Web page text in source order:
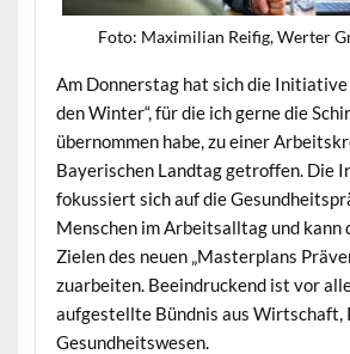
Foto: Max­i­m­il­ian Reifig, Wert­er
Am Don­ner­stag hat sich die Ini­tia­tive
den Win­ter“, für die ich gerne die
über­nom­men habe, zu ein­er
Bay­erischen Land­tag getrof­fen. Die
fokussiert sich auf die
Men­schen im Arbeit­sall­t­ag und kann
Zie­len des neuen „Mas­ter­plans
zuar­beit­en. Beein­druck­end ist vor
aufgestellte Bünd­nis aus Wirtschaft,
Gesundheitswesen.